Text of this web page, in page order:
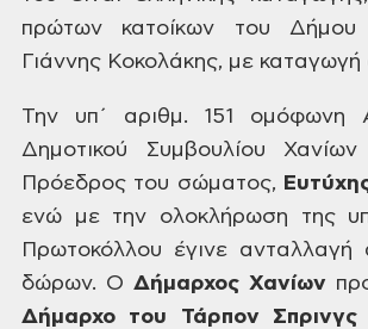
πρώτων κατοίκων του
Γιάννης Κοκολάκης, με
Την υπ΄ αριθμ. 151
ομόφωνη
Δημοτικού Συμβουλίου
Πρόεδρος του σώματος,
ενώ μετην ολοκλήρωση της
Πρωτοκόλλου έγινε ανταλλαγή
δώρων. Ο Δήμαρχος Χανίων
Δήμαρχο του Τάρπον Σπρινγς